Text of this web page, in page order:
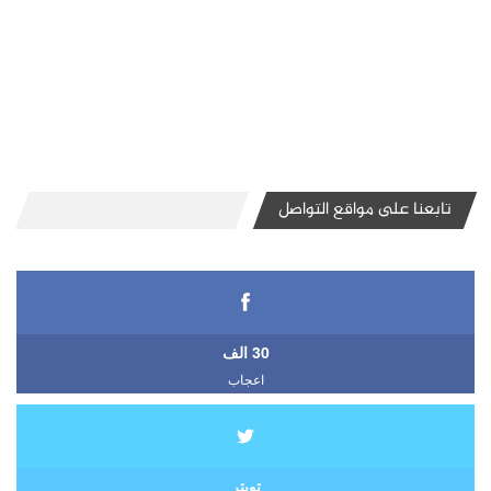
تابعنا على مواقع التواصل
30 الف
اعجاب
تويتر